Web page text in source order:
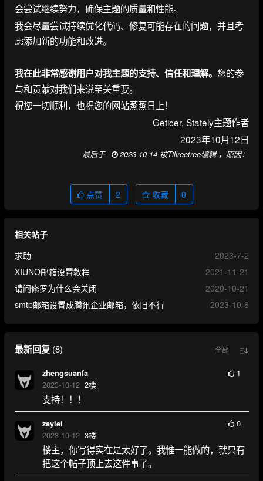
会尝试继续努力，确保主题的质量和性能。
我会尽量尝试持续优化代码、修复可能存在的问题，并且考
虑添加新的功能和改进。
我在此非常感谢用户对我主题的支持、信任和理解。 您的参
与和贡献对我们来说至关重要。
祝您一切顺利，也祝您的网站蒸蒸日上！
Geticer, Stately主题作者
2023年10月12日
最后于 2023-10-14 被Tillreetree编辑 ，原因：
点赞 2 收藏 0
相关帖子
求助
2023-7-2
XIUNO邮箱设置教程
2021-11-21
请问修罗为什么会关闭
2020-10-21
smtp邮箱设置成腾讯企业邮箱，依旧不行
2023-10-8
最新回复(8) 全部
zhengsuanfa
2023-10-12 2楼
1
支持！！！
zaylei
2023-10-12 3楼
0
楼主，你写得实在是太好了。我惟一能做的，就只有
把这个帖子顶上去这件事了。